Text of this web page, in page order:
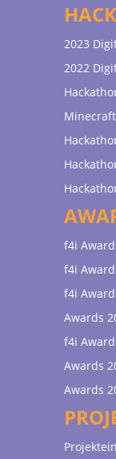
2023
2022
f4i
f4i
f4i
Awards
f4i
Awards
Awards